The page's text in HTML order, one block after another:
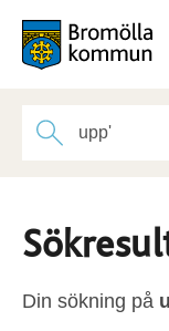
Din sökning på